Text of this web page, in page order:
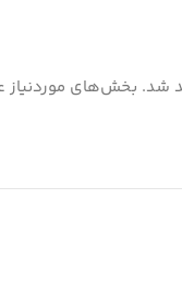
شد. بخش‌های موردنیاز